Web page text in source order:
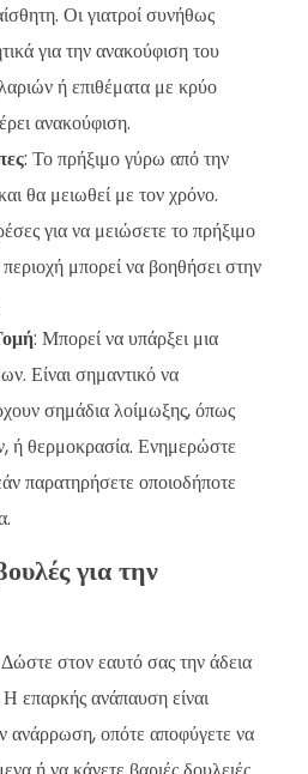
Οι γιατροί συνήθως
για την ανακούφιση του
ή επιθέματα με κρύο
ανακούφιση.
: Το πρήξιμο γύρω από την
θα μειωθεί με τον χρόνο.
για να μειώσετε το πρήξιμο
μπορεί να βοηθήσει στην
: Μπορεί να υπάρξει μια
Είναι σημαντικό να
σημάδια λοίμωξης, όπως
ή θερμοκρασία. Ενημερώστε
παρατηρήσετε οποιοδήποτε
για την
στον εαυτό σας την άδεια
επαρκής ανάπαυση είναι
ανάρρωση, οπότε αποφύγετε να